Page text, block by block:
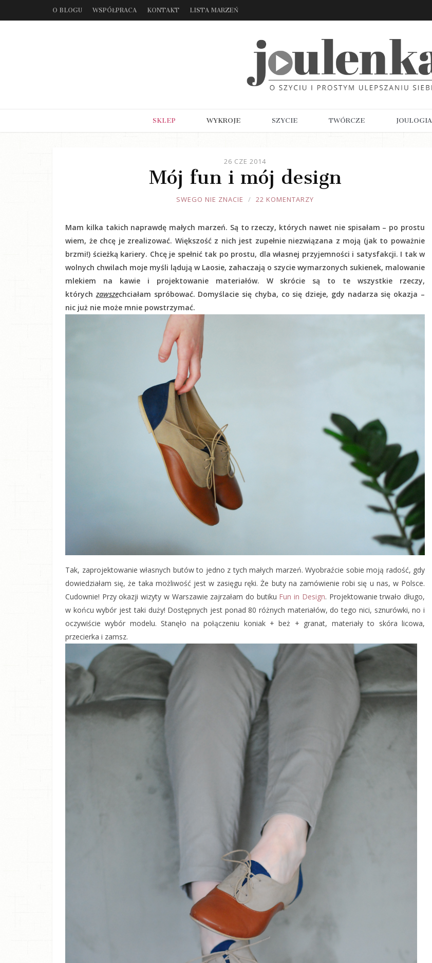
O BLOGU WSPÓŁPRACA KONTAKT LISTA MARZEŃ
SKLEP WYKROJE SZYCIE TWÓRCZE JOULOGIA
26 CZE 2014
Mój fun i mój design
JOULE
SWEGO NIE ZNACIE 22 KOMENTARZY
Mam kilka takich naprawdę małych marzeń. Są to rzeczy, których nawet nie spisałam – po prostu
wiem, że chcę je zrealizować. Większość z nich jest zupełnie niezwiązana z moją (jak to poważnie
brzmi!) ścieżką kariery. Chcę je spełnić tak po prostu, dla własnej przyjemności i satysfakcji. I tak w
wolnych chwilach moje myśli lądują w Laosie, zahaczają o szycie wymarzonych sukienek, malowanie
mlekiem na kawie i projektowanie materiałów. W skrócie są to te wszystkie rzeczy,
którychzawszechciałam spróbować. Domyślacie się chyba, co się dzieje, gdy nadarza się okazja –
nic już nie może mnie powstrzymać.
Tak, zaprojektowanie własnych butów to jedno z tych małych marzeń. Wyobraźcie sobie moją radość, gdy
dowiedziałam się, że taka możliwość jest w zasięgu ręki. Że buty na zamówienie robi się u nas, w Polsce.
Cudownie! Przy okazji wizyty w Warszawie zajrzałam do butiku Fun in Design. Projektowanie trwało długo,
w końcu wybór jest taki duży! Dostępnych jest ponad 80 różnych materiałów, do tego nici, sznurówki, no i
oczywiście wybór modelu. Stanęło na połączeniu koniak + beż + granat, materiały to skóra licowa,
przecierka i zamsz.